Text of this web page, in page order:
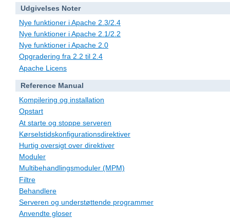
Udgivelses Noter
Nye funktioner i Apache 2.3/2.4
Nye funktioner i Apache 2.1/2.2
Nye funktioner i Apache 2.0
Opgradering fra 2.2 til 2.4
Apache Licens
Reference Manual
Kompilering og installation
Opstart
At starte og stoppe serveren
Kørselstidskonfigurationsdirektiver
Hurtig oversigt over direktiver
Moduler
Multibehandlingsmoduler (MPM)
Filtre
Behandlere
Serveren og understøttende programmer
Anvendte gloser